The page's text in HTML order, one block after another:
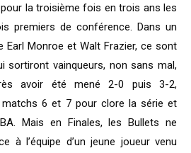
la troisième fois en trois ans les
premiers de conférence. Dans un
Earl Monroe et Walt Frazier, ce sont
sortiront vainqueurs, non sans mal,
avoir été mené 2-0 puis 3-2,
6 et 7 pour clore la série et
Mais en Finales, les Bullets ne
à l’équipe d’un jeune joueur venu